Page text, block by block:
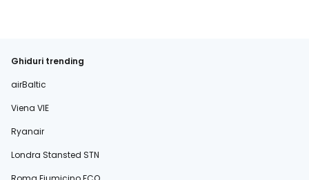
Ghiduri trending
airBaltic
Viena VIE
Ryanair
Londra Stansted STN